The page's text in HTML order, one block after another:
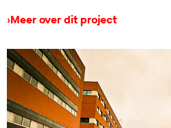
›Meer over dit project